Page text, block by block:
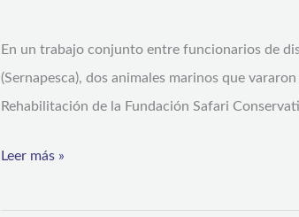
En un trabajo conjunto entre funcionarios de
(Sernapesca), dos animales marinos que
Rehabilitación de la Fundación Safari
desde
Coquimbo
a
Leer más »